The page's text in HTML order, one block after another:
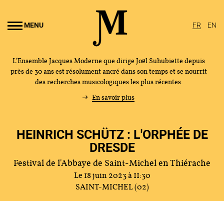
MENU FR EN
L’Ensemble Jacques Moderne que dirige Joël Suhubiette depuis
près de 30 ans est résolument ancré dans son temps et se nourrit
des recherches musicologiques les plus récentes.
En savoir plus
HEINRICH SCHÜTZ : L'ORPHÉE DE
DRESDE
Festival de l'Abbaye de Saint-Michel en Thiérache
Le 18 juin 2023 à 11:30
SAINT-MICHEL (02)